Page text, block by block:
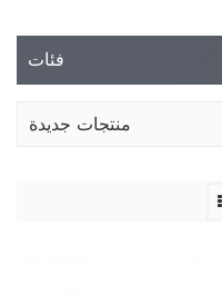
فئات
منتجات جديدة